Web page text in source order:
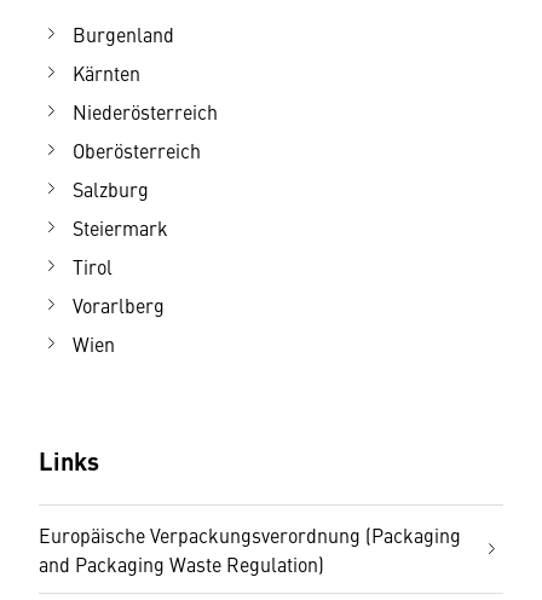
Burgenland
Kärnten
Niederösterreich
Oberösterreich
Salzburg
Steiermark
Tirol
Vorarlberg
Wien
Links
Europäische Verpackungsverordnung (Packaging
and Packaging Waste Regulation)